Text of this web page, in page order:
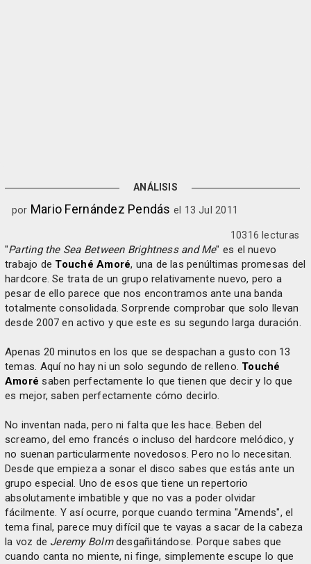
ANÁLISIS
por Mario Fernández Pendás el 13 Jul 2011
10316 lecturas
"Parting the Sea Between Brightness and Me" es el nuevo
trabajo de Touché Amoré, una de las penúltimas promesas del
hardcore. Se trata de un grupo relativamente nuevo, pero a
pesar de ello parece que nos encontramos ante una banda
totalmente consolidada. Sorprende comprobar que solo llevan
desde 2007 en activo y que este es su segundo larga duración.
Apenas 20 minutos en los que se despachan a gusto con 13
temas. Aquí no hay ni un solo segundo de relleno. Touché
Amoré saben perfectamente lo que tienen que decir y lo que
es mejor, saben perfectamente cómo decirlo.
No inventan nada, pero ni falta que les hace. Beben del
screamo, del emo francés o incluso del hardcore melódico, y
no suenan particularmente novedosos. Pero no lo necesitan.
Desde que empieza a sonar el disco sabes que estás ante un
grupo especial. Uno de esos que tiene un repertorio
absolutamente imbatible y que no vas a poder olvidar
fácilmente. Y así ocurre, porque cuando termina "Amends", el
tema final, parece muy difícil que te vayas a sacar de la cabeza
la voz de Jeremy Bolmdesgañitándose. Porque sabes que
cuando canta no miente, ni finge, simplemente escupe lo que